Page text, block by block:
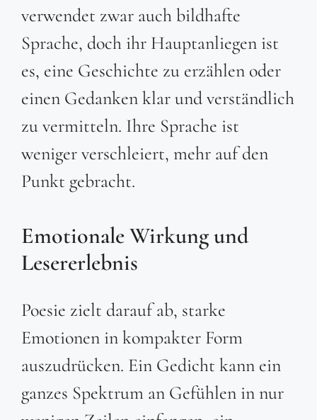
verwendet zwar auch bildhafte
Sprache, doch ihr Hauptanliegen ist
es, eine Geschichte zu erzählen oder
einen Gedanken klar und verständlich
zu vermitteln. Ihre Sprache ist
weniger verschleiert, mehr auf den
Punkt gebracht.
Emotionale Wirkung und
Lesererlebnis
Poesie zielt darauf ab, starke
Emotionen in kompakter Form
auszudrücken. Ein Gedicht kann ein
ganzes Spektrum an Gefühlen in nur